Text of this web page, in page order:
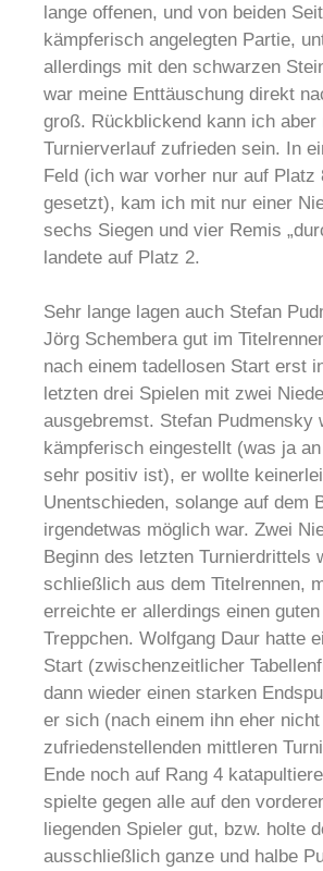
lange offenen, und von beiden
kämpferisch angelegten Partie,
allerdings mit den schwarzen
war meine Enttäuschung direkt
groß. Rückblickend kann ich aber
Turnierverlauf zufrieden sein. In
Feld (ich war vorher nur auf Platz
gesetzt), kam ich mit nur einer
sechs Siegen und vier Remis
landete auf Platz 2.
Sehr lange lagen auch Stefan
Jörg Schembera gut im
nach einem tadellosen Start erst
letzten drei Spielen mit zwei
ausgebremst. Stefan Pudmensky
kämpferisch eingestellt (was ja
sehr positiv ist), er wollte keinerlei
Unentschieden, solange auf dem
irgendetwas möglich war. Zwei
Beginn des letzten Turnierdrittels
schließlich aus dem Titelrennen,
erreichte er allerdings einen
Treppchen. Wolfgang Daur hatte
Start (zwischenzeitlicher
dann wieder einen starken
er sich (nach einem ihn eher nicht
zufriedenstellenden mittleren
Ende noch auf Rang 4
spielte gegen alle auf den
liegenden Spieler gut, bzw. holte
ausschließlich ganze und halbe